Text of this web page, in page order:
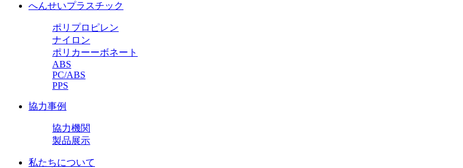
へんせいプラスチック
ポリプロピレン
ナイロン
ポリカーーボネート
ABS
PC/ABS
PPS
協力事例
協力機関
製品展示
私たちについて